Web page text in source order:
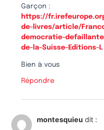
Garçon :
https://
de-livres/article/
democratie-
de-la-Suisse-Editions-L
Bien à vous
Répondre
montesquieu dit :